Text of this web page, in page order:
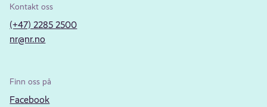
Kontakt oss
(+47) 2285 2500
nr@nr.no
Finn oss på
Facebook